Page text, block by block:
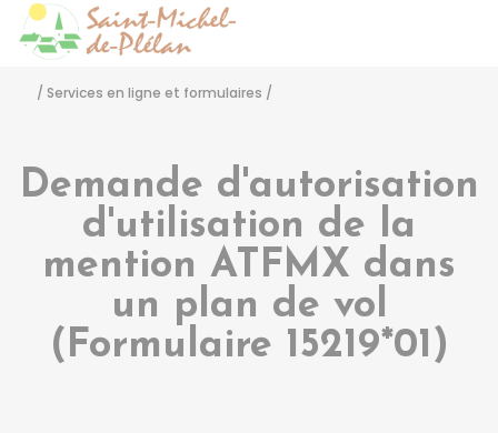
/ Services en ligne et formulaires /
Demande d'autorisation
d'utilisation de la
mention ATFMX dans
un plan de vol
(Formulaire 15219*01)